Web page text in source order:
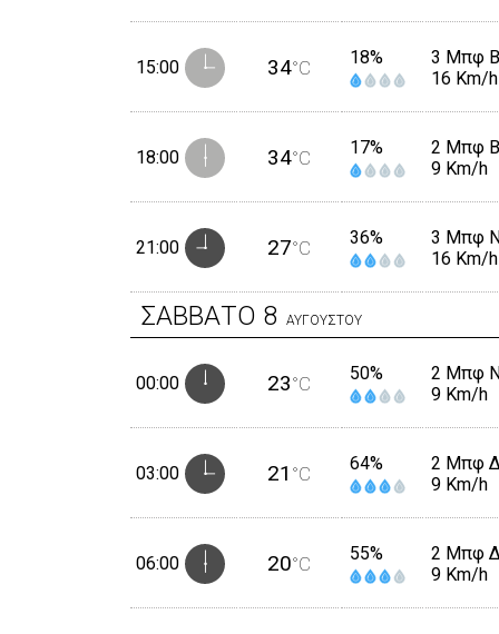
15:00 34°C 18%
3 Μπφ B
16 Km/h
18:00 34°C 17%
2 Μπφ B
9 Km/h
21:00 27°C 36%
3 Μπφ
16 Km/h
ΣΑΒΒΑΤΟ 8 ΑΥΓΟΥΣΤΟΥ
00:00 23°C 50%
2 Μπφ
9 Km/h
03:00 21 °C 64%
2 Μπφ
9 Km/h
06:00 20°C 55%
2 Μπφ
9 Km/h